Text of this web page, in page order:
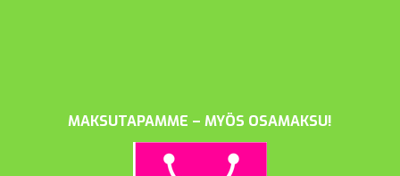
MAKSUTAPAMME – MYÖS OSAMAKSU!